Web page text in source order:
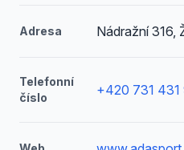
Adresa Nádražní 316,
Telefonní
číslo
+420 731 431